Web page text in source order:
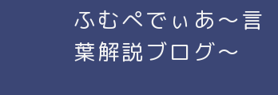
ふむぺでぃあ～言
葉解説ブログ～